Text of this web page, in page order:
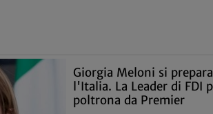
Giorgia Meloni si
l'Italia. La Leader di FDI
poltrona da Premier